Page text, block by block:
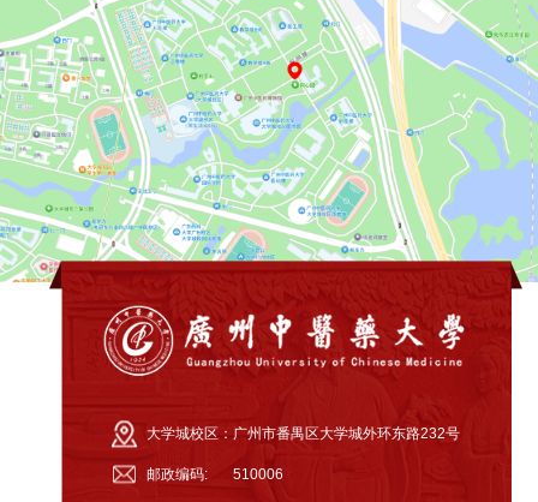
大学城校区： 广州市番禺区大学城外环东路232号
邮政编码: 510006